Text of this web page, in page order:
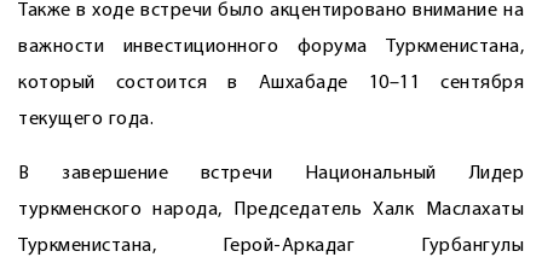
Также в ходе встречи было акцентировано внимание на
важности инвестиционного форума Туркменистана,
который состоится в Ашхабаде 10–11 сентября
текущего года.
В завершение встречи На­циональный Лидер
туркменского народа, Председатель Халк Маслахаты
Туркменистана, Герой-Аркадаг Гурбангулы